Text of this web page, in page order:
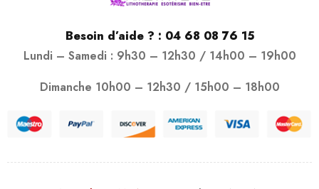
Besoin d’aide ? : 04 68 08 76 15
Lundi – Samedi : 9h30 – 12h30 / 14h00 – 19h00
Dimanche 10h00 – 12h30 / 15h00 – 18h00